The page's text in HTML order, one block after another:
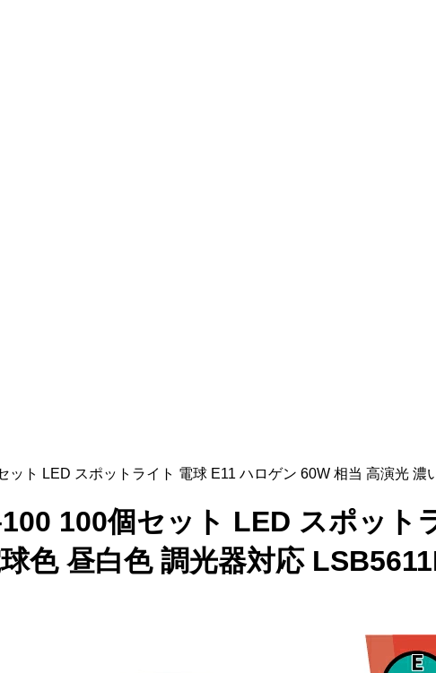
ット LED スポットライト 電球 E11 ハロゲン 60W 相当 高演光
100個セット LED スポット
色 昼白色 調光器対応